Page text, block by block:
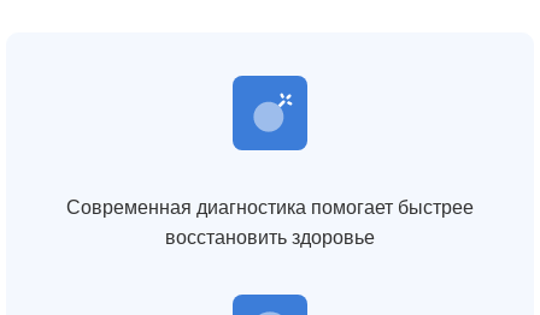
Современная диагностика помогает быстрее
восстановить здоровье